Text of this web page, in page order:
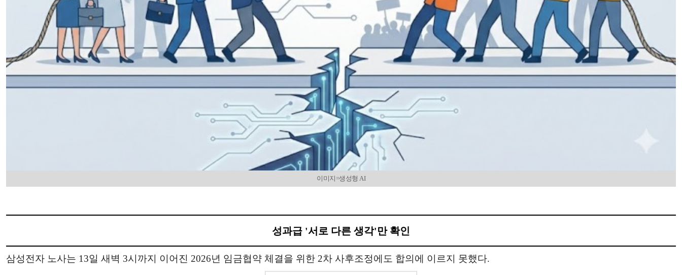
이미지=생성형 AI
성과급 '서로 다른 생각'만 확인
삼성전자 노사는 13일 새벽 3시까지 이어진 2026년 임금협약 체결을 위한 2차 사후조정에도 합의에 이르지 못했다.